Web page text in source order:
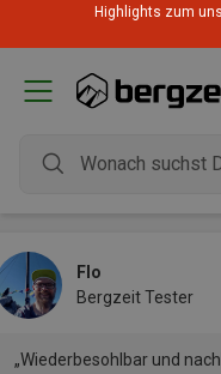
Highlights zum
Flo
Bergzeit Tester
„Wiederbesohlbar und